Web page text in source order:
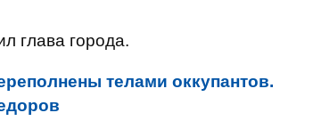
глава города.
телами оккупантов.